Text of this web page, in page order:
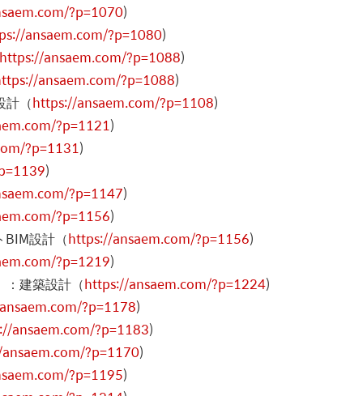
?p=1070)
ansaem.com/?p=1080)
https://ansaem.com/?p=1088)
ansaem.com/?p=1088)
計（https://ansaem.com/?p=1108)
?p=1121)
?p=1131)
)
?p=1147)
?p=1156)
設計（https://ansaem.com/?p=1156)
?p=1219)
建築設計（https://ansaem.com/?p=1224)
?p=1178)
ansaem.com/?p=1183)
?p=1170)
?p=1195)